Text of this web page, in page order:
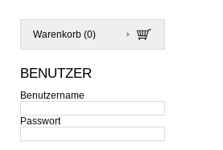
Warenkorb (0)
BENUTZER
Benutzername
Passwort